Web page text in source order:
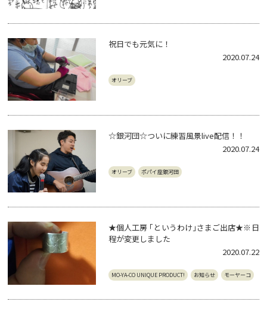
祝日でも元気に！
2020.07.24
オリーブ
☆銀河団☆ついに練習風景live配信！！
2020.07.24
オリーブ ポパイ座銀河団
★個人工房 ｢というわけ｣さまご出店★※日
程が変更しました
2020.07.22
MO-YA-CO UNIQUE PRODUCT! お知らせ モーヤーコ